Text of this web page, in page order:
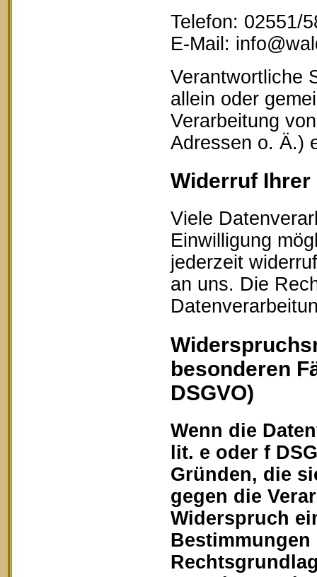
Telefon: 02551/
E-Mail:
Verantwortliche
allein oder
Verarbeitung
Adressen o. Ä.)
Widerruf
Viele
Einwilligung
jederzeit
an uns. Die
besonderen
DSGVO)
Wenn die
lit. e oder f
Gründen, die
gegen die
Widerspruch